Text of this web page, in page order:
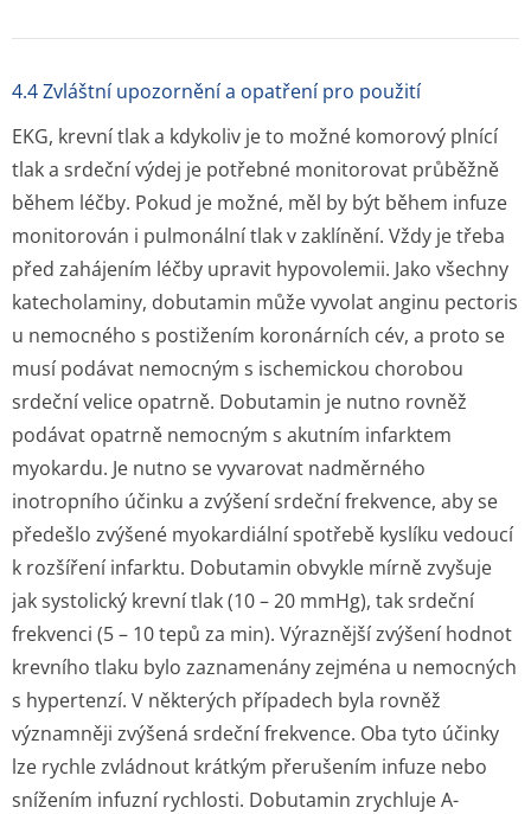
4.4 Zvláštní upozornění a opatření pro použití
EKG, krevní tlak a kdykoliv je to možné komorový plnící
tlak a srdeční výdej je potřebné monitorovat průběžně
během léčby. Pokud je možné, měl by být během infuze
monitorován i pulmonální tlak v zaklínění. Vždy je třeba
před zahájením léčby upravit hypovolemii. Jako všechny
katecholaminy, dobutamin může vyvolat anginu pectoris
u nemocného s postižením koronárních cév, a proto se
musí podávat nemocným s ischemickou chorobou
srdeční velice opatrně. Dobutamin je nutno rovněž
podávat opatrně nemocným s akutním infarktem
myokardu. Je nutno se vyvarovat nadměrného
inotropního účinku a zvýšení srdeční frekvence, aby se
předešlo zvýšené myokardiální spotřebě kyslíku vedoucí
k rozšíření infarktu. Dobutamin obvykle mírně zvyšuje
jak systolický krevní tlak (10 – 20 mmHg), tak srdeční
frekvenci (5 – 10 tepů za min). Výraznější zvýšení hodnot
krevního tlaku bylo zaznamenány zejména u nemocných
s hypertenzí. V některých případech byla rovněž
významněji zvýšená srdeční frekvence. Oba tyto účinky
lze rychle zvládnout krátkým přerušením infuze nebo
snížením infuzní rychlosti. Dobutamin zrychluje A-